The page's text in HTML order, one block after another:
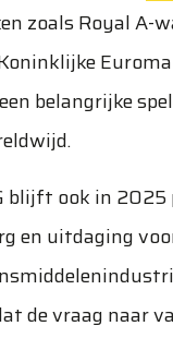
zoals Royal A-
belangrijke
blijft ook in
en uitdaging
de vraag naar